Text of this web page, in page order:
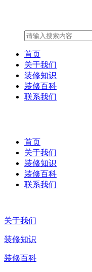
首页
关于我们
装修知识
装修百科
联系我们
首页
关于我们
装修知识
装修百科
联系我们
关于我们
装修知识
装修百科